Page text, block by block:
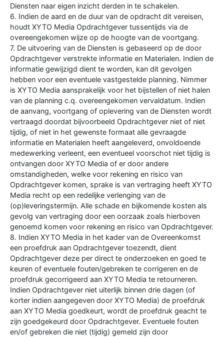
Diensten naar eigen inzicht derden in te schakelen.
6. Indien de aard en de duur van de opdracht dit vereisen,
houdt XYTO Media Opdrachtgever tussentijds via de
overeengekomen wijze op de hoogte van de voortgang.
7. De uitvoering van de Diensten is gebaseerd op de door
Opdrachtgever verstrekte informatie en Materialen. Indien de
informatie gewijzigd dient te worden, kan dit gevolgen
hebben voor een eventuele vastgestelde planning. Nimmer
is XYTO Media aansprakelijk voor het bijstellen of niet halen
van de planning c.q. overeengekomen vervaldatum. Indien
de aanvang, voortgang of oplevering van de Diensten wordt
vertraagd doordat bijvoorbeeld Opdrachtgever niet of niet
tijdig, of niet in het gewenste formaat alle gevraagde
informatie en Materialen heeft aangeleverd, onvoldoende
medewerking verleent, een eventueel voorschot niet tijdig is
ontvangen door XYTO Media of er door andere
omstandigheden, welke voor rekening en risico van
Opdrachtgever komen, sprake is van vertraging heeft XYTO
Media recht op een redelijke verlenging van de
(op)leveringstermijn. Alle schade en bijkomende kosten als
gevolg van vertraging door een oorzaak zoals hierboven
genoemd komen voor rekening en risico van Opdrachtgever.
8. Indien XYTO Media in het kader van de Overeenkomst
een proefdruk aan Opdrachtgever toezendt, dient
Opdrachtgever deze per direct te onderzoeken en goed te
keuren of eventuele fouten/gebreken te corrigeren en de
proefdruk gecorrigeerd aan XYTO Media te retourneren.
Indien Opdrachtgever niet uiterlijk binnen drie dagen (of
korter indien aangegeven door XYTO Media) de proefdruk
aan XYTO Media goedkeurt, wordt de proefdruk geacht te
zijn goedgekeurd door Opdrachtgever. Eventuele fouten
en/of gebreken die niet (tijdig) gemeld zijn door